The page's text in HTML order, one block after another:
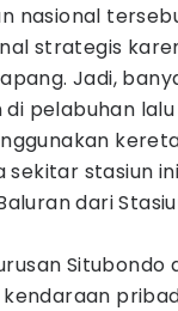
nasional
strategis
Jadi,
di pelabuhan
stasiun
dari
Situbondo
kendaraan